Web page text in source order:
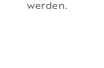
werden.